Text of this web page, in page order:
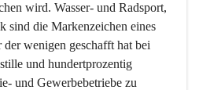
wird. Wasser- und Radsport,
sind die Markenzeichen eines
der wenigen geschafft hat bei
und hundertprozentig
und Gewerbebetriebe zu